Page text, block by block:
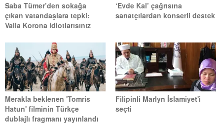
Saba Tümer’den sokağa
çıkan vatandaşlara tepki:
Valla Korona idiotlarısınız
‘Evde Kal’ çağrısına
sanatçılardan konserli destek
Merakla beklenen 'Tomris
Hatun' filminin Türkçe
dublajlı fragmanı yayınlandı
Filipinli Marlyn İslamiyet'i
seçti